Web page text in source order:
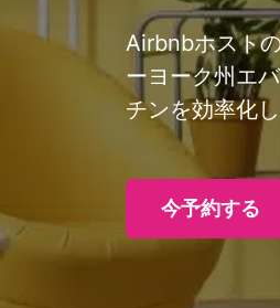
Airbnbホスト
ーヨーク州エ
チンを効率化
今予約する